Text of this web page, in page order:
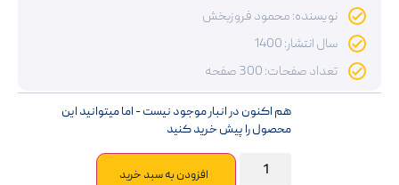
نویسنده: محمود فروزبخش
سال انتشار: 1400
تعداد صفحات: 300 صفحه
هم اکنون در انبار موجود نیست - اما میتوانید این
محصول را پیش خرید کنید
افزودن به سبد خرید